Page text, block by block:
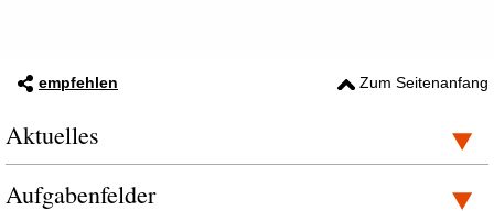
empfehlen Zum Seitenanfang
Aktuelles
Aufgabenfelder